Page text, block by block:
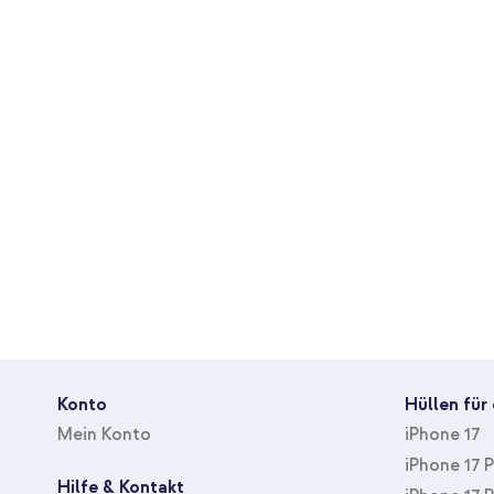
Konto
Mein Konto
Hilfe & Kontakt
Hüllen für
iPhone 17
iPhone 17